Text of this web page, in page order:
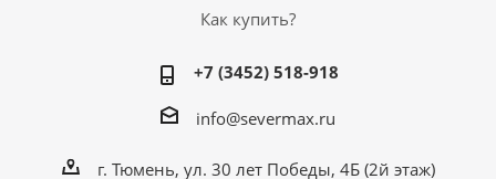
Как купить?
+7 (3452) 518-918
info@severmax.ru
г. Тюмень, ул. 30 лет Победы, 4Б (2й этаж)